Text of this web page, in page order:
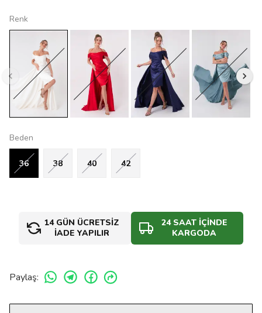
Renk
Beden
36 38 40 42
14 GÜN ÜCRETSİZ
İADE YAPILIR
24 SAAT İÇİNDE
KARGODA
Paylaş: